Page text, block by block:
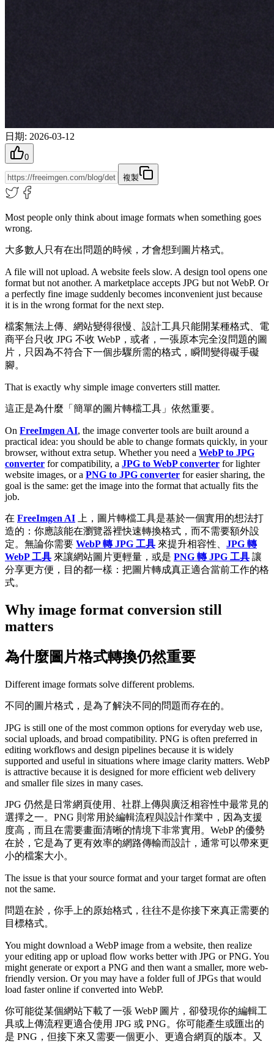
日期: 2026-03-12
0
複製
Most people only think about image formats when something goes
wrong.
大多數人只有在出問題的時候，才會想到圖片格式。
A file will not upload. A website feels slow. A design tool opens one
format but not another. A marketplace accepts JPG but not WebP. Or
a perfectly fine image suddenly becomes inconvenient just because
it is in the wrong format for the next step.
檔案無法上傳、網站變得很慢、設計工具只能開某種格式、電
商平台只收 JPG 不收 WebP，或者，一張原本完全沒問題的圖
片，只因為不符合下一個步驟所需的格式，瞬間變得礙手礙
腳。
That is exactly why simple image converters still matter.
這正是為什麼「簡單的圖片轉檔工具」依然重要。
On FreeImgen AI, the image converter tools are built around a
practical idea: you should be able to change formats quickly, in your
browser, without extra setup. Whether you need a WebP to JPG
converter for compatibility, a JPG to WebP converter for lighter
website images, or a PNG to JPG converter for easier sharing, the
goal is the same: get the image into the format that actually fits the
job.
在 FreeImgen AI 上，圖片轉檔工具是基於一個實用的想法打
造的：你應該能在瀏覽器裡快速轉換格式，而不需要額外設
定。無論你需要 WebP 轉 JPG 工具 來提升相容性、 JPG 轉
WebP 工具 來讓網站圖片更輕量，或是 PNG 轉 JPG 工具 讓
分享更方便，目的都一樣：把圖片轉成真正適合當前工作的格
式。
Why image format conversion still
matters
為什麼圖片格式轉換仍然重要
Different image formats solve different problems.
不同的圖片格式，是為了解決不同的問題而存在的。
JPG is still one of the most common options for everyday web use,
social uploads, and broad compatibility. PNG is often preferred in
editing workflows and design pipelines because it is widely
supported and useful in situations where image clarity matters. WebP
is attractive because it is designed for more efficient web delivery
and smaller file sizes in many cases.
JPG 仍然是日常網頁使用、社群上傳與廣泛相容性中最常見的
選擇之一。PNG 則常用於編輯流程與設計作業中，因為支援
度高，而且在需要畫面清晰的情境下非常實用。WebP 的優勢
在於，它是為了更有效率的網路傳輸而設計，通常可以帶來更
小的檔案大小。
The issue is that your source format and your target format are often
not the same.
問題在於，你手上的原始格式，往往不是你接下來真正需要的
目標格式。
You might download a WebP image from a website, then realize
your editing app or upload flow works better with JPG or PNG. You
might generate or export a PNG and then want a smaller, more web-
friendly version. Or you may have a folder full of JPGs that would
load faster online if converted into WebP.
你可能從某個網站下載了一張 WebP 圖片，卻發現你的編輯工
具或上傳流程更適合使用 JPG 或 PNG。你可能產生或匯出的
是 PNG，但接下來又需要一個更小、更適合網頁的版本。又